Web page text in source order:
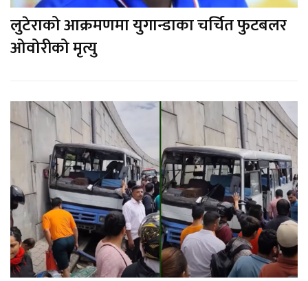
लुटेराको आक्रमणमा युगान्डाका चर्चित फुटबलर
ओवोरीको मृत्यु